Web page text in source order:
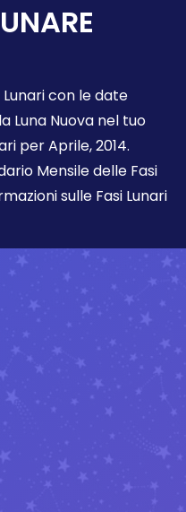
con le date
Luna Nuova nel tuo
per Aprile, 2014.
Mensile delle Fasi
sulle Fasi Lunari